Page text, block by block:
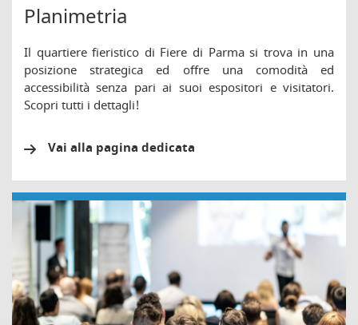
Planimetria
Il quartiere fieristico di Fiere di Parma si trova in una
posizione strategica ed offre una comodità ed
accessibilità senza pari ai suoi espositori e visitatori.
Scopri tutti i dettagli!
Vai alla pagina dedicata